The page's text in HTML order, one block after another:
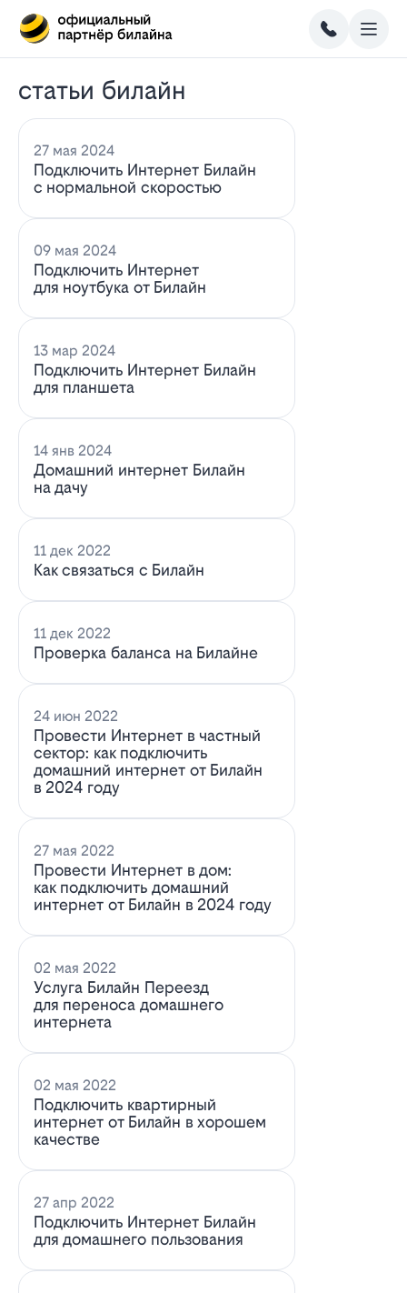
статьи билайн
27 мая 2024
Подключить Интернет Билайн
с нормальной скоростью
09 мая 2024
Подключить Интернет
для ноутбука от Билайн
13 мар 2024
Подключить Интернет Билайн
для планшета
14 янв 2024
Домашний интернет Билайн
на дачу
11 дек 2022
Как связаться с Билайн
11 дек 2022
Проверка баланса на Билайне
24 июн 2022
Провести Интернет в частный
сектор: как подключить
домашний интернет от Билайн
в 2024 году
27 мая 2022
Провести Интернет в дом:
как подключить домашний
интернет от Билайн в 2024 году
02 мая 2022
Услуга Билайн Переезд
для переноса домашнего
интернета
02 мая 2022
Подключить квартирный
интернет от Билайн в хорошем
качестве
27 апр 2022
Подключить Интернет Билайн
для домашнего пользования